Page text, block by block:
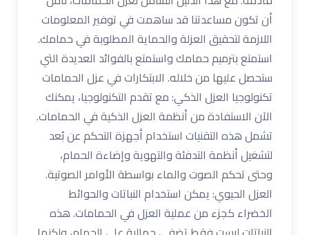
أن تكون مساعدتنا قد ساهمت في توفير المعلومات
اللازمة لتحقيق العزلة والحماية المطلوبة في حمامك.
استمتع بترميم حمامك واستمتع بالفوائد العديدة التي
ستحصل عليها من خلاله. الابتكارات في عزل الحمامات
تكنولوجيا العزل الذكي: مع تقدم التكنولوجيا، يمكنك
الآن الاستفادة من أنظمة العزل الذكية في الحمامات.
تشمل هذه التقنيات استخدام أجهزة التحكم عن بُعد
لتشغيل أنظمة التدفئة والتهوية وإضاءة الحمام،
وحتى تحكم الصوت والماء بواسطة الأوامر الصوتية.
العزل الحيوي: يمكن استخدام النباتات والحوائط
الخضراء كجزء من عملية العزل في الحمامات. هذه